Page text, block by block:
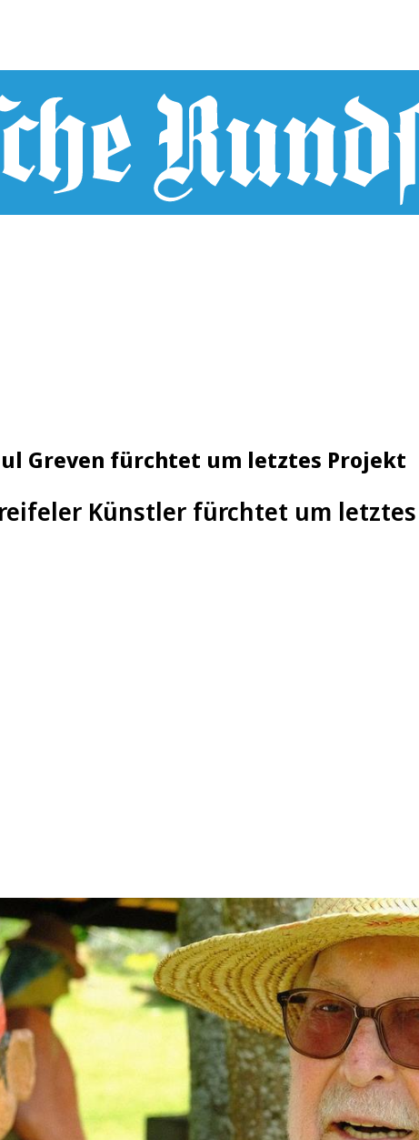
Greven fürchtet um letztes Projekt
Künstler fürchtet um